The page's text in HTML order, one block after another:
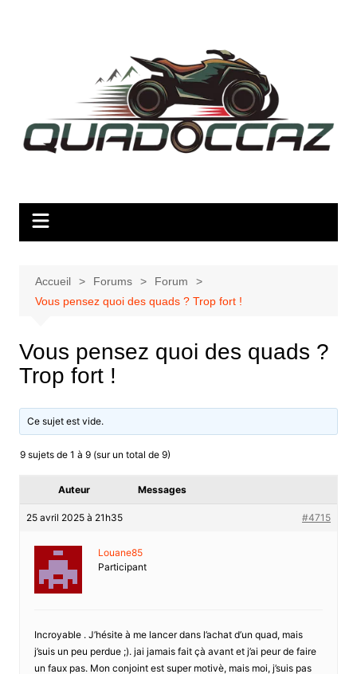
Accueil Forums
Forum
Vous pensez quoi des quads ? Trop fort !
Vous pensez quoi des quads ?
Trop fort !
Ce sujet est vide.
9 sujets de 1 à 9 (sur un total de 9)
Auteur Messages
25 avril 2025 à 21h35 #4715
Louane85
Participant
Incroyable . J’hésite à me lancer dans l’achat d’un quad, mais
j’suis un peu perdue ;). jai jamais fait çà avant et j’ai peur de faire
un faux pas. Mon conjoint est super motivè, mais moi, j’suis pas